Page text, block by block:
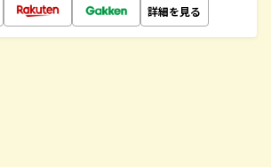
詳細を見る